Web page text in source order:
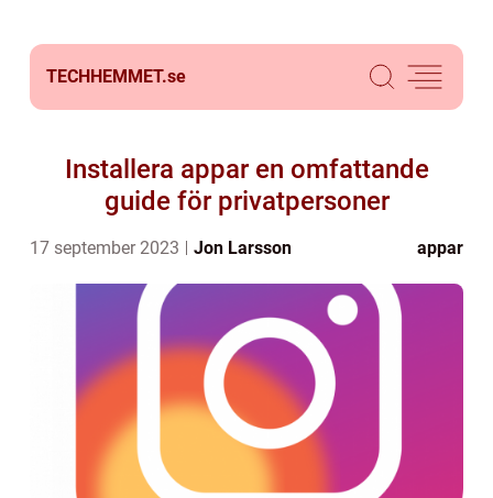
TECHHEMMET.se
Installera appar en omfattande
guide för privatpersoner
17 september 2023 Jon Larsson appar